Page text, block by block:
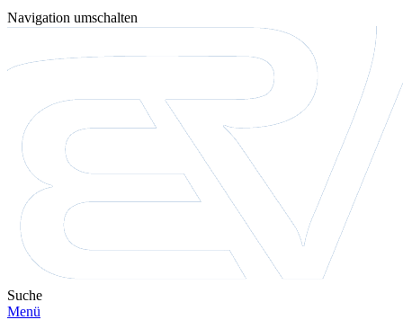
Navigation umschalten
Suche
Menü